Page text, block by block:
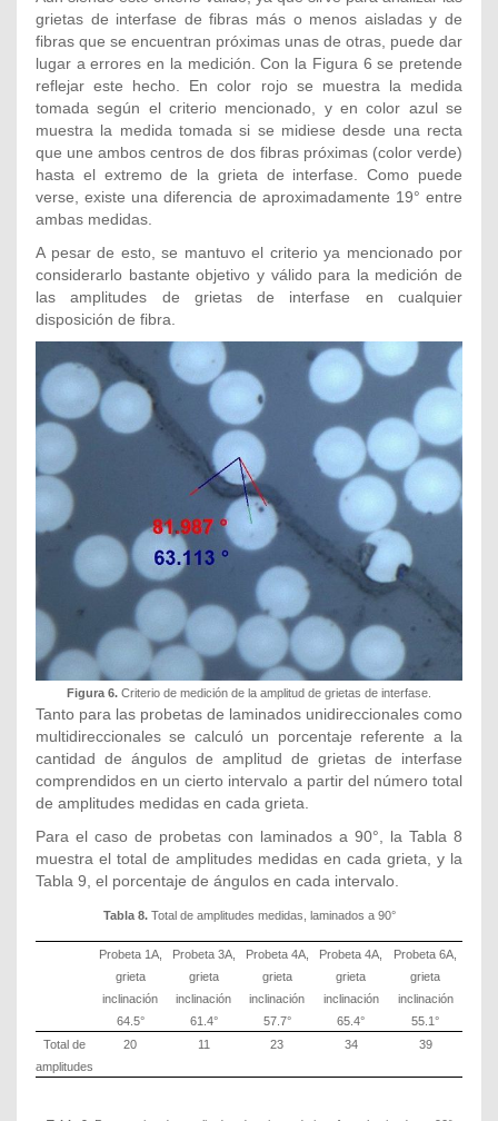
grietas de interfase de fibras más o menos aisladas y de
fibras que se encuentran próximas unas de otras, puede dar
lugar a errores en la medición. Con la Figura 6 se pretende
reflejar este hecho. En color rojo se muestra la medida
tomada según el criterio mencionado, y en color azul se
muestra la medida tomada si se midiese desde una recta
que une ambos centros de dos fibras próximas (color verde)
hasta el extremo de la grieta de interfase. Como puede
verse, existe una diferencia de aproximadamente 19° entre
ambas medidas.
A pesar de esto, se mantuvo el criterio ya mencionado por
considerarlo bastante objetivo y válido para la medición de
las amplitudes de grietas de interfase en cualquier
disposición de fibra.
Figura 6. Criterio de medición de la amplitud de grietas de interfase.
Tanto para las probetas de laminados unidireccionales como
multidireccionales se calculó un porcentaje referente a la
cantidad de ángulos de amplitud de grietas de interfase
comprendidos en un cierto intervalo a partir del número total
de amplitudes medidas en cada grieta.
Para el caso de probetas con laminados a 90°, la Tabla 8
muestra el total de amplitudes medidas en cada grieta, y la
Tabla 9, el porcentaje de ángulos en cada intervalo.
Tabla 8.Total de amplitudes medidas, laminados a 90°
Probeta 1A,
grieta
inclinación
64.5°
Probeta 3A,
grieta
inclinación
61.4°
Probeta 4A,
grieta
inclinación
57.7°
Probeta 4A,
grieta
inclinación
65.4°
Probeta 6A,
grieta
inclinación
55.1°
Total de
amplitudes
20 11 23 34 39